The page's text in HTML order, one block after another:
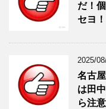
だ！
セヨ！
2025/
名古
は田
ら注